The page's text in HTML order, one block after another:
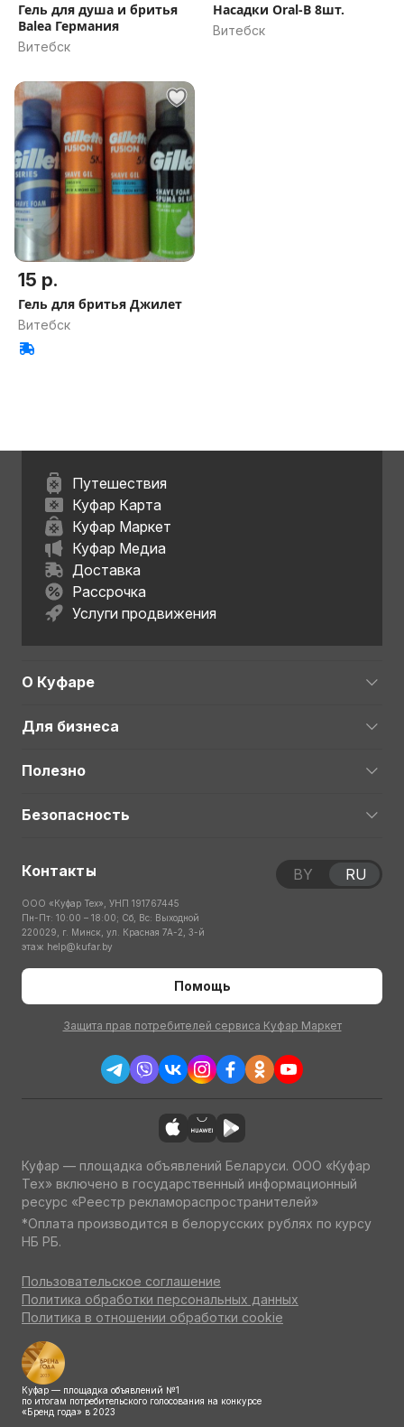
Гель для душа и бритья
Balea Германия
Витебск
Насадки Oral-B 8шт.
Витебск
15 р.
Гель для бритья Джилет
Витебск
Путешествия
Куфар Карта
Куфар Маркет
Куфар Медиа
Доставка
Рассрочка
Услуги продвижения
О Куфаре
Для бизнеса
Полезно
Безопасность
Контакты
ООО «Куфар Тех», УНП 191767445
Пн-Пт: 10:00 – 18:00; Сб, Вс: Выходной
220029, г. Минск, ул. Красная 7А-2, 3-й
этаж help@kufar.by
Помощь
Защита прав потребителей сервиса Куфар Маркет
BY RU
Куфар — площадка объявлений Беларуси. ООО «Куфар
Тех» включено в государственный информационный
ресурс «Реестр рекламораспространителей»
*Оплата производится в белорусских рублях по курсу
НБ РБ.
Пользовательское соглашение
Политика обработки персональных данных
Политика в отношении обработки cookie
Куфар — площадка объявлений №1
по итогам потребительского голосования на конкурсе
«Бренд года» в 2023